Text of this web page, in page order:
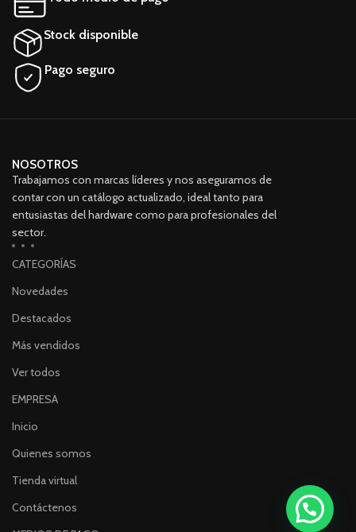
Stock disponible
Pago seguro
NOSOTROS
Trabajamos con marcas líderes y nos aseguramos de
contar con un catálogo actualizado, ideal tanto para
entusiastas del hardware como para profesionales del
sector.
CATEGORÍAS
Novedades
Destacados
Más vendidos
Ver todos
EMPRESA
Inicio
Quienes somos
Tienda virtual
Contáctenos